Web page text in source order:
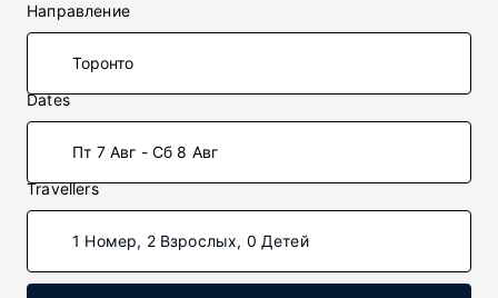
Направление
Dates
Пт 7 Авг - Сб 8 Авг
Travellers
1 Номер, 2 Взрослых, 0 Детей